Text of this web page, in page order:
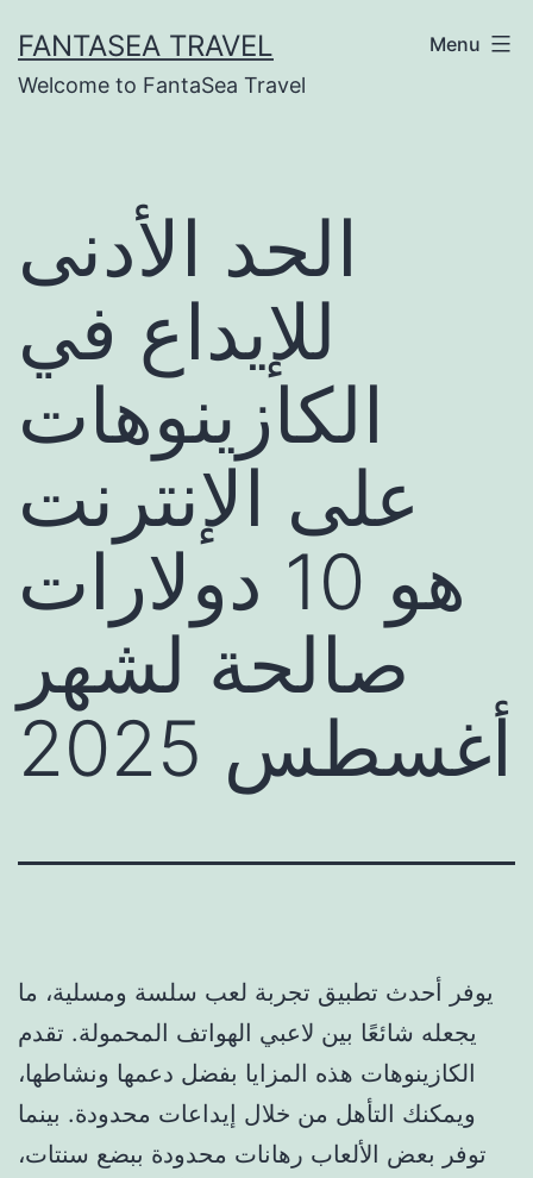
to
content
FANTASEA TRAVEL
Welcome to FantaSea Travel
Menu
الحد الأدنى
للإيداع في
الكازينوهات
على الإنترنت
هو 10 دولارات
صالحة لشهر
أغسطس 2025
يوفر أحدث تطبيق تجربة لعب سلسة ومسلية، ما
يجعله شائعًا بين لاعبي الهواتف المحمولة. تقدم
الكازينوهات هذه المزايا بفضل دعمها ونشاطها،
ويمكنك التأهل من خلال إيداعات محدودة. بينما
توفر بعض الألعاب رهانات محدودة ببضع سنتات،